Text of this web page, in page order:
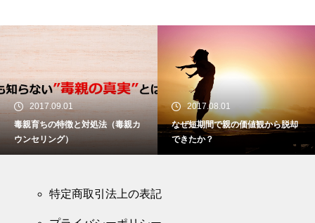
2017.09.01
毒親育ちの特徴と対処法（毒親カ
ウンセリング）
2017.08.01
なぜ短期間で親の価値観から脱却
できたか？
特定商取引法上の表記